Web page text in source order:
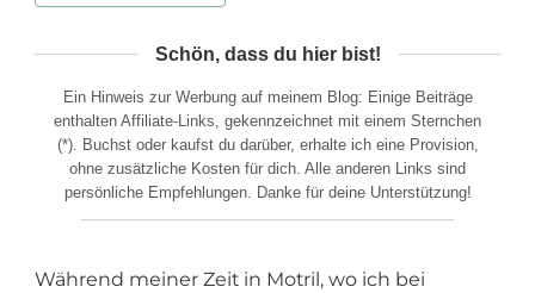
Schön, dass du hier bist!
Ein Hinweis zur Werbung auf meinem Blog: Einige Beiträge
enthalten Affiliate-Links, gekennzeichnet mit einem Sternchen
(*). Buchst oder kaufst du darüber, erhalte ich eine Provision,
ohne zusätzliche Kosten für dich. Alle anderen Links sind
persönliche Empfehlungen. Danke für deine Unterstützung!
Während meiner Zeit in Motril, wo ich bei